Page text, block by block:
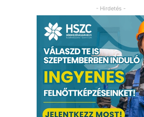
- Hirdetés -